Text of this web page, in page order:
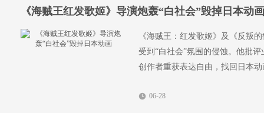
《海贼王红发歌姬》导演炮轰“白社会”毁掉日本动画
《海贼王：红发歌姬》及《反叛
受到“白社会”氛围的侵蚀。他批
创作者重获表达自由，找回日本
06-28